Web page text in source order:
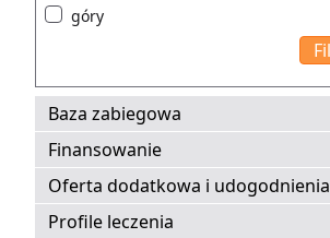
góry
Baza zabiegowa
Finansowanie
Oferta dodatkowa i udogodnienia
Profile leczenia